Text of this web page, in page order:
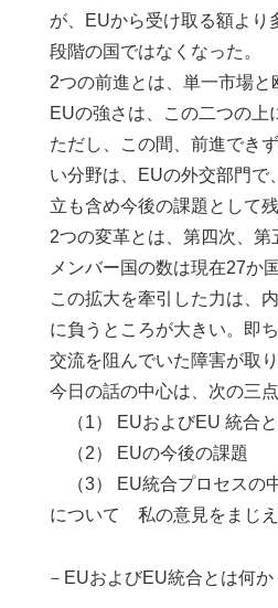
が、EUから受け取る額より
段階の国ではなくなった。
2つの前進とは、単一市場と
EUの強さは、この二つの上
ただし、この間、前進でき
い分野は、EUの外交部門で
立も含め今後の課題として残
2つの変革とは、第四次、第
メンバー国の数は現在27か
この拡大を牽引した力は、
に負うところが大きい。即
交流を阻んでいた障害が取
今日の話の中心は、次の三
（1） EUおよびEU 統合
（2） EUの今後の課題
（3） EU統合プロセスの
について 私の意見をまじえ
－EUおよびEU統合とは何か